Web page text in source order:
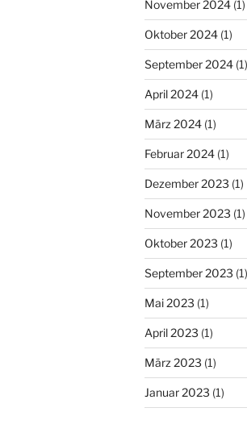
November 2024(1)
Oktober 2024(1)
September 2024(1)
April 2024(1)
März 2024(1)
Februar 2024(1)
Dezember 2023 (1)
November 2023 (1)
Oktober 2023 (1)
September 2023 (1)
Mai 2023 (1)
April 2023 (1)
März 2023 (1)
Januar 2023 (1)